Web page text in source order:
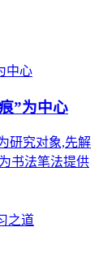
”为中心
研究对象,先解
书法笔法提供
之道